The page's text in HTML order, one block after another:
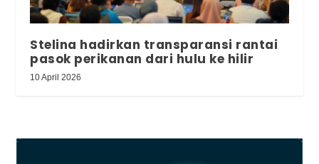
Stelina hadirkan transparansi rantai
pasok perikanan dari hulu ke hilir
10 April 2026